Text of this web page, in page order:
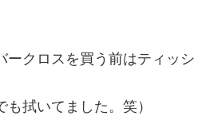
ークロスを買う前はティッシ
も拭いてました。笑）